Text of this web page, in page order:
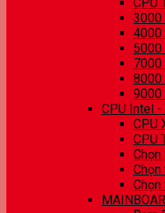
3000
4000
5000
7000
8000
9000
CPU Intel
CPU
CPU
Chọn